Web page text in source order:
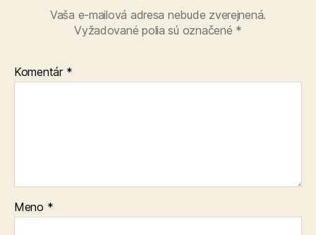
Vaša e-mailová adresa nebude zverejnená.
Vyžadované polia sú označené *
Komentár *
Meno *